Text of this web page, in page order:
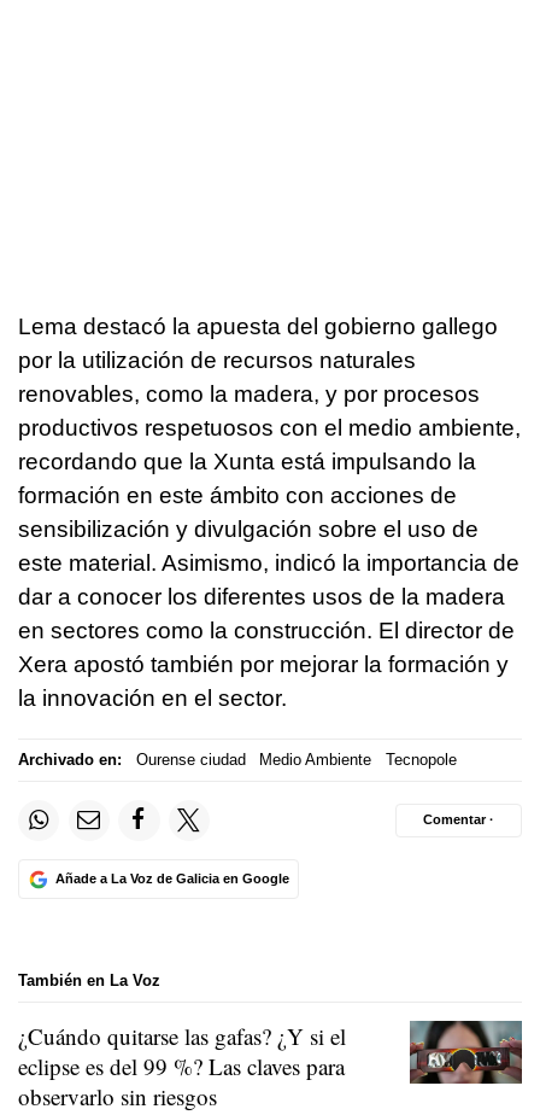
Lema destacó la apuesta del gobierno gallego
por la utilización de recursos naturales
renovables, como la madera, y por procesos
productivos respetuosos con el medio ambiente,
recordando que la Xunta está impulsando la
formación en este ámbito con acciones de
sensibilización y divulgación sobre el uso de
este material. Asimismo, indicó la importancia de
dar a conocer los diferentes usos de la madera
en sectores como la construcción. El director de
Xera apostó también por mejorar la formación y
la innovación en el sector.
Archivado en: Ourense ciudad Medio Ambiente Tecnopole
Añade a La Voz de Galicia en Google
Comentar ·
También en La Voz
¿Cuándo quitarse las gafas? ¿Y si el
eclipse es del 99 %? Las claves para
observarlo sin riesgos